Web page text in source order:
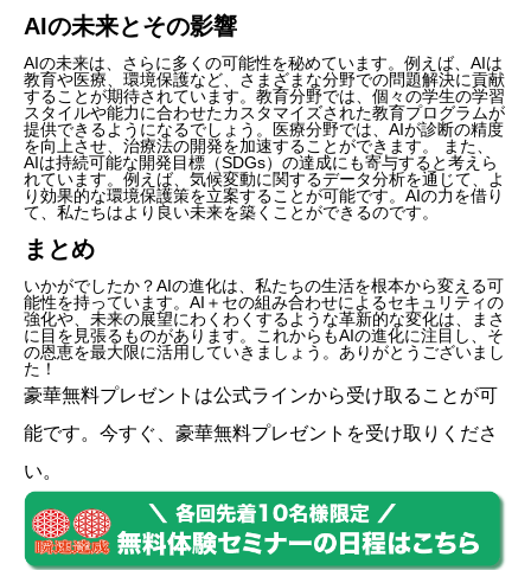
AIの未来とその影響
AIの未来は、さらに多くの可能性を秘めています。例えば、AIは
教育や医療、環境保護など、さまざまな分野での問題解決に貢献
することが期待されています。教育分野では、個々の学生の学習
スタイルや能力に合わせたカスタマイズされた教育プログラムが
提供できるようになるでしょう。医療分野では、AIが診断の精度
を向上させ、治療法の開発を加速することができます。 また、
AIは持続可能な開発目標（SDGs）の達成にも寄与すると考えら
れています。例えば、気候変動に関するデータ分析を通じて、よ
り効果的な環境保護策を立案することが可能です。AIの力を借り
て、私たちはより良い未来を築くことができるのです。
まとめ
いかがでしたか？AIの進化は、私たちの生活を根本から変える可
能性を持っています。AI＋セの組み合わせによるセキュリティの
強化や、未来の展望にわくわくするような革新的な変化は、まさ
に目を見張るものがあります。これからもAIの進化に注目し、そ
の恩恵を最大限に活用していきましょう。ありがとうございまし
た！
豪華無料プレゼントは公式ラインから受け取ることが可
能です。今すぐ、豪華無料プレゼントを受け取りくださ
い。